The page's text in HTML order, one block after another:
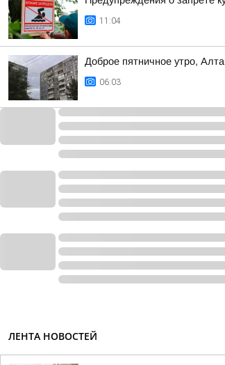
11:04
Доброе пятничное утро,
06:03
ЛЕНТА НОВОСТЕЙ